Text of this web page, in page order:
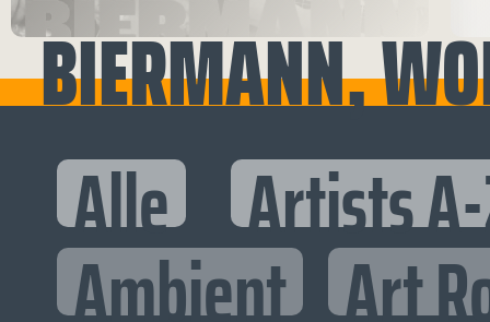
BIERMANN,
Alle Artists
Ambient Art